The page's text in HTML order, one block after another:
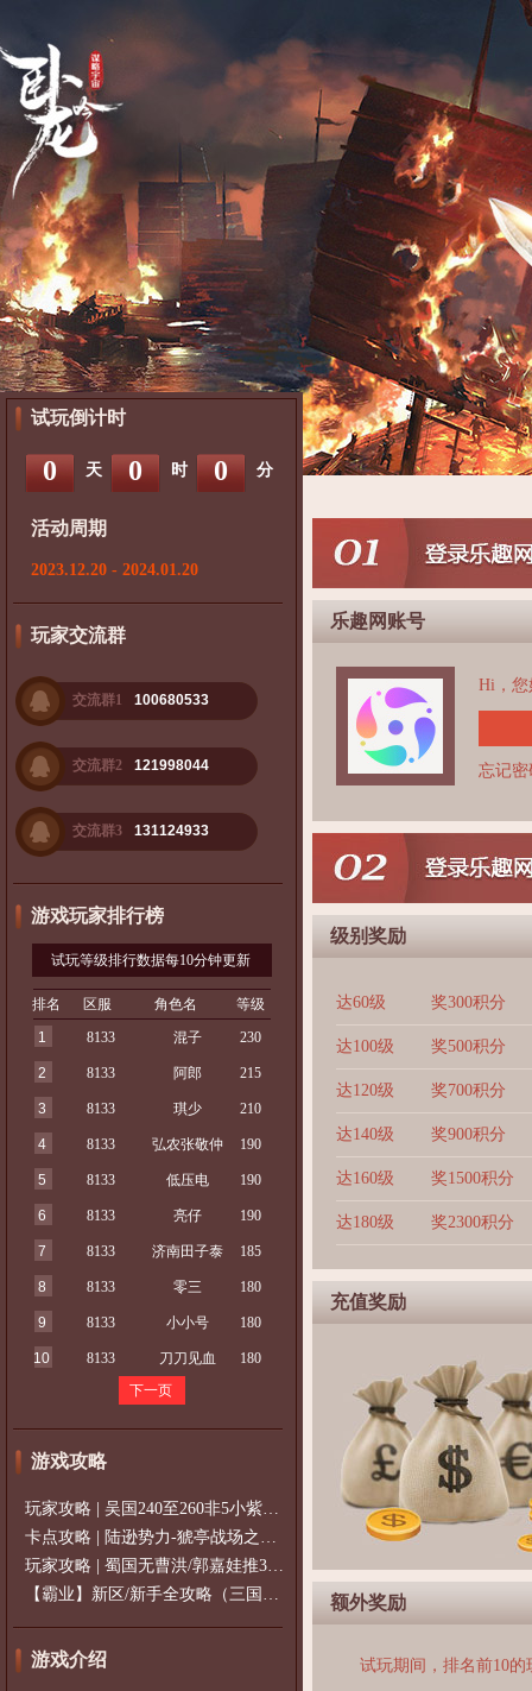
试玩倒计时
0 天 0 时 0 分
活动周期
2023.12.20 - 2024.01.20
玩家交流群
交流群1 100680533
交流群2 121998044
交流群3 131124933
游戏玩家排行榜
试玩等级排行数据每10分钟更新
排名 区服 角色名
等级
1
8133 混子 230
2 8133 阿郎 215
3 8133 琪少 210
4 8133 弘农张敬仲 190
5 8133 低压电 190
6 8133 亮仔 190
7 8133 济南田子泰 185
8 8133 零三 180
9 8133 小小号 180
10 8133 刀刀见血
180
下一页
游戏攻略
玩家攻略 | 吴国240至260非5小紫过策免
卡点攻略 | 陆逊势力-猇亭战场之陆逊
玩家攻略 | 蜀国无曹洪/郭嘉娃推375级，
【霸业】新区/新手全攻略（三国通用）2
游戏介绍
乐趣网账号
Hi，您
忘记密
级别奖励
达60级 奖300积分
达100级 奖500积分
达120级 奖700积分
达140级 奖900积分
达160级 奖1500积分
达180级 奖2300积分
充值奖励
额外奖励
试玩期间，排名前10